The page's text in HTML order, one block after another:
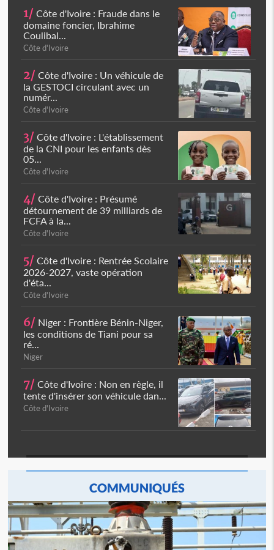
1/ Côte d'Ivoire : Fraude dans le
domaine foncier, Ibrahime
Coulibal...
Côte d'Ivoire
2/ Côte d'Ivoire : Un véhicule de
la GESTOCI circulant avec un
numér...
Côte d'Ivoire
3/ Côte d'Ivoire : L'établissement
de la CNI pour les enfants dès
05...
Côte d'Ivoire
4/ Côte d'Ivoire : Présumé
détournement de 39 milliards de
FCFA à la...
Côte d'Ivoire
5/ Côte d'Ivoire : Rentrée Scolaire
2026-2027, vaste opération
d'éta...
Côte d'Ivoire
6/ Niger : Frontière Bénin-Niger,
les conditions de Tiani pour sa
ré...
Niger
7/ Côte d'Ivoire : Non en règle, il
tente d'insérer son véhicule dan...
Côte d'Ivoire
COMMUNIQUÉS